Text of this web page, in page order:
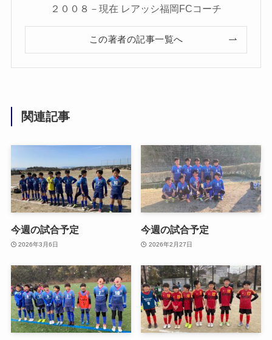
２００８－現在 レアッシ福岡FCコーチ
この著者の記事一覧へ
関連記事
今週の試合予定
2026年3月6日
今週の試合予定
2026年2月27日